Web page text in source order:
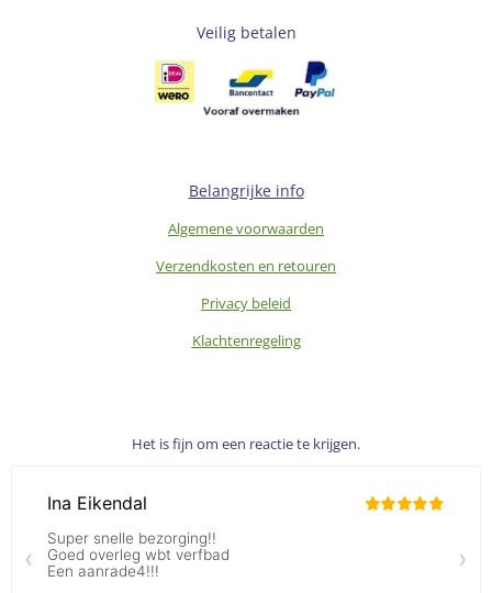
Veilig betalen
Belangrijke info
Algemene voorwaarden
Verzendkosten en retouren
Privacy beleid
Klachtenregeling
Het is fijn om een reactie te krijgen.